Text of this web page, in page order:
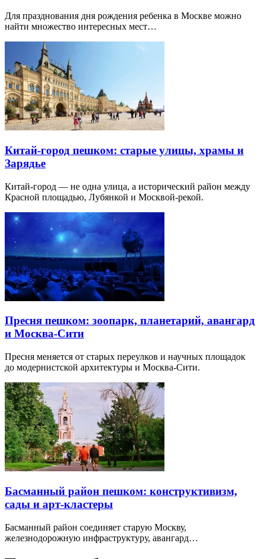
Для празднования дня рождения ребенка в Москве можно
найти множество интересных мест…
Китай-город пешком: старые улицы, храмы и
Зарядье
Китай-город — не одна улица, а исторический район между
Красной площадью, Лубянкой и Москвой-рекой.
Пресня пешком: зоопарк, планетарий, авангард
и Москва-Сити
Пресня меняется от старых переулков и научных площадок
до модернистской архитектуры и Москва-Сити.
Басманный район пешком: конструктивизм,
сады и арт-кластеры
Басманный район соединяет старую Москву,
железнодорожную инфраструктуру, авангард…